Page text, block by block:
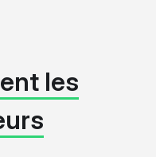
les